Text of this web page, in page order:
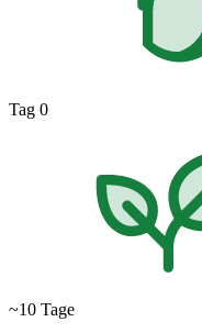
Tag 0
~10 Tage